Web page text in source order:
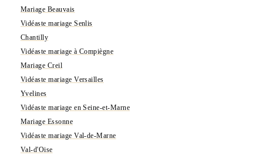
Mariage Beauvais
Vidéaste mariage Senlis
Chantilly
Vidéaste mariage à Compiègne
Mariage Creil
Vidéaste mariage Versailles
Yvelines
Vidéaste mariage en Seine-et-Marne
Mariage Essonne
Vidéaste mariage Val-de-Marne
Val-d'Oise